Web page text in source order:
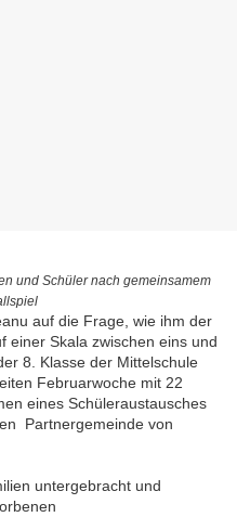
und Schüler nach gemeinsamem
auf die Frage, wie ihm der
einer Skala zwischen eins und
8. Klasse der Mittelschule
Februarwoche mit 22
eines Schüleraustausches
Partnergemeinde von
untergebracht und